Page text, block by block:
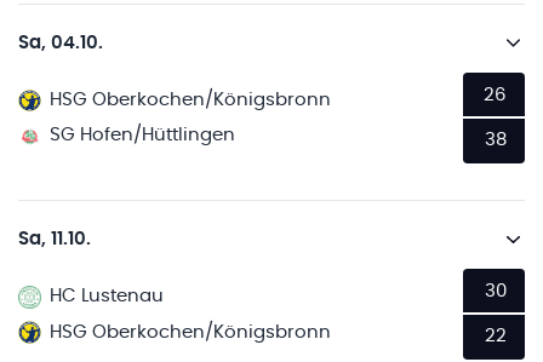
Sa, 04.10.
HSG Oberkochen/Königsbronn
SG Hofen/Hüttlingen
26
38
Sa, 11.10.
HC Lustenau
HSG Oberkochen/Königsbronn
30
22